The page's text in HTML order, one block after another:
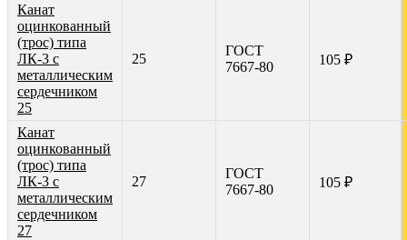
Канат
оцинкованный
(трос) типа
ЛК-3 с
металлическим
сердечником
25
25
ГОСТ
7667-80
105 ₽
Канат
оцинкованный
(трос) типа
ЛК-3 с
металлическим
сердечником
27
27
ГОСТ
7667-80
105 ₽